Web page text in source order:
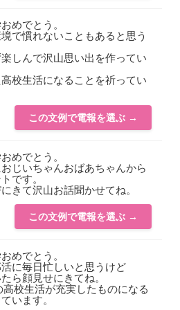
めでとう。
で慣れないこともあると思う
しんで沢山思い出を作ってい
校生活になることを祈ってい
この文例で電報を選ぶ →
めでとう。
じいちゃんおばあちゃんから
です。
きて沢山お話聞かせてね。
この文例で電報を選ぶ →
めでとう。
に毎日忙しいと思うけど
ら顔見せにきてね。
高校生活が充実したものになる
います。